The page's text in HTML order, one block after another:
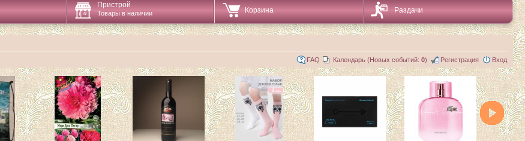
Пристрой
Товары в наличии Корзина Раздачи
FAQ Календарь (Новых событий: 0) Регистрация Вход